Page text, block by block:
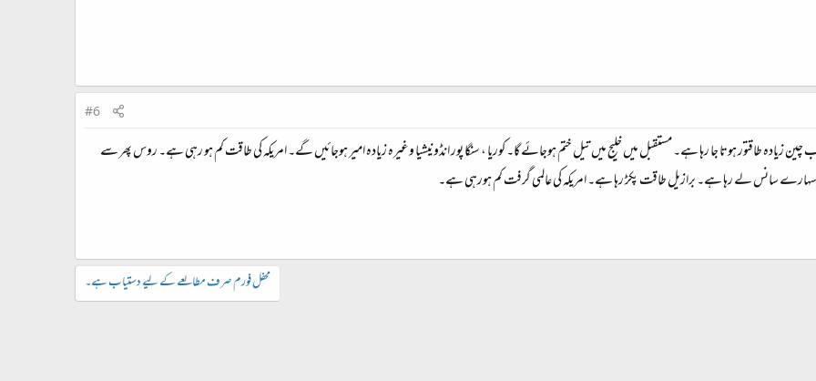
#6
زیادہ طاقتور ہوتا جا رہا ہے۔ مستقبل میں خلیج میں تیل ختم ہوجائے گا۔ کوریا ، سنگا پور انڈونیشیا وغیرہ زیادہ امیر ہوجائیں گے۔ امریکہ کی طاقت کم ہو رہی ہے۔ روس پھر سے
سانس لے رہا ہے۔ برازیل طاقت پکڑ رہا ہے۔ امریکہ کی عالمی گرفت کم ہورہی ہے۔
محفل فورم صرف مطالعے کے لیے دستیاب ہے۔